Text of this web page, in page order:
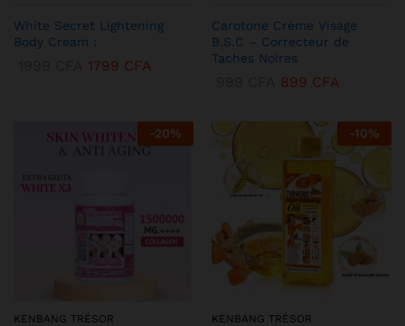
White Secret Lightening
Body Cream :
1799 CFA
Carotone Crème Visage
B.S.C – Correcteur de
Taches Noires
899 CFA
-20%
KENBANG TRÉSOR
-10%
KENBANG TRÉSOR